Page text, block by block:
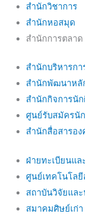
สำนักวิชาการ
สำนักหอสมุด
สำนักการตลาด
สำนักบริหารก
สำนักพัฒนาหลั
สำนักกิจการนั
ศูนย์รับสมัครนั
สำนักสื่อสารอง
ฝ่ายทะเบียนแล
ศูนย์เทคโนโลยี
สถาบันวิจัยแล
สมาคมศิษย์เก่า